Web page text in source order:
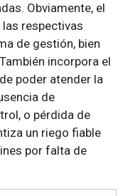
Obviamente, el
respectivas
de gestión, bien
incorpora el
poder atender la
de
o pérdida de
un riego fiable
por falta de